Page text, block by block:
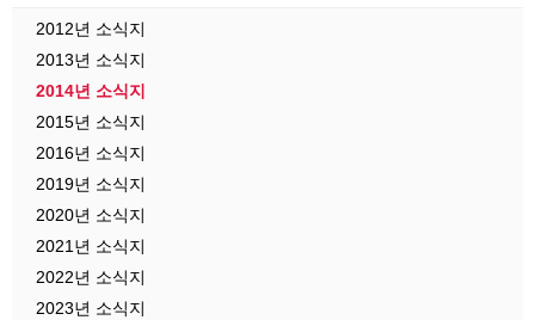
2012년 소식지
2013년 소식지
2014년 소식지
2015년 소식지
2016년 소식지
2019년 소식지
2020년 소식지
2021년 소식지
2022년 소식지
2023년 소식지